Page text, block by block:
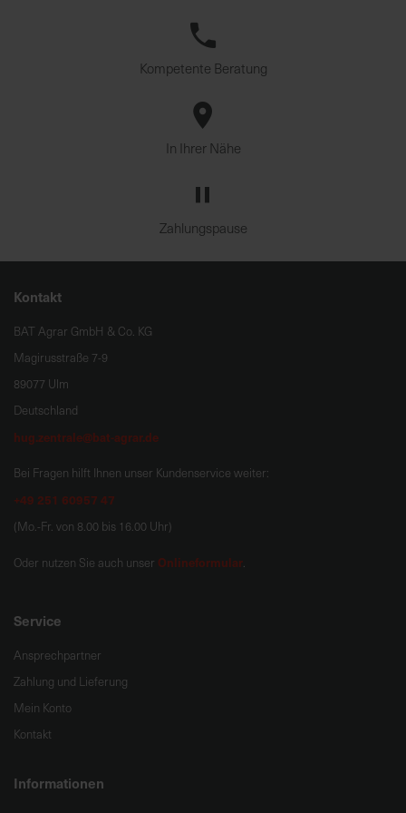
Kompetente Beratung
In Ihrer Nähe
Zahlungspause
Kontakt
BAT Agrar GmbH & Co. KG
Magirusstraße 7-9
89077 Ulm
Deutschland
hug.zentrale@bat-agrar.de
Bei Fragen hilft Ihnen unser Kundenservice weiter:
+49 251 60957 47
(Mo.-Fr. von 8.00 bis 16.00 Uhr)
Oder nutzen Sie auch unser Onlineformular.
Service
Ansprechpartner
Zahlung und Lieferung
Mein Konto
Kontakt
Informationen